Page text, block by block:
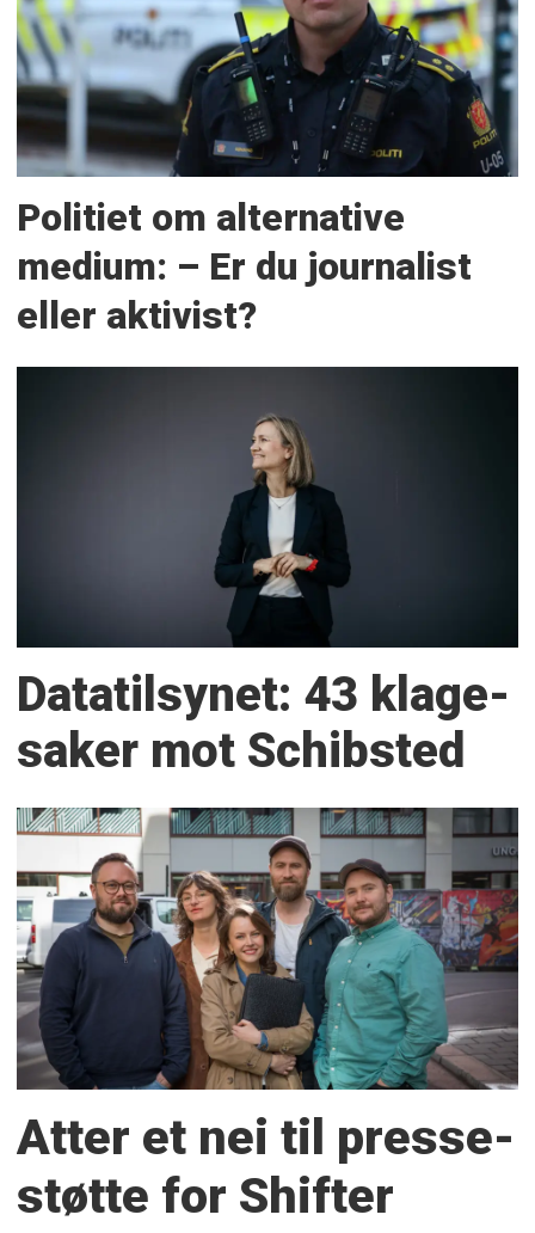
Politiet om alternative
medium: – Er du journalist
eller aktivist?
Datatilsynet: 43 klage­
saker mot Schibsted
Atter et nei til presse­
støtte for Shifter